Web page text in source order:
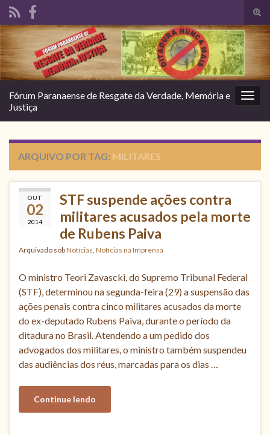
de
Search for:
Fórum Paranaense de Resgate da Verdade, Memória e
Justiça
ARQUIVO POR TAG: MILITARES
OUT
02
2014
STF suspende ações contra
militares acusados pela morte
de Rubens Paiva
Arquivado sobNotícias Notícias na Imprensa
O ministro Teori Zavascki, do Supremo Tribunal Federal
(STF), determinou na segunda-feira (29) a suspensão das
ações penais contra cinco militares acusados da morte
do ex-deputado Rubens Paiva, durante o período da
ditadura no Brasil. Atendendo a um pedido dos
advogados dos militares, o ministro também suspendeu
das audiências dos réus, marcadas para os dias …
Continue lendo